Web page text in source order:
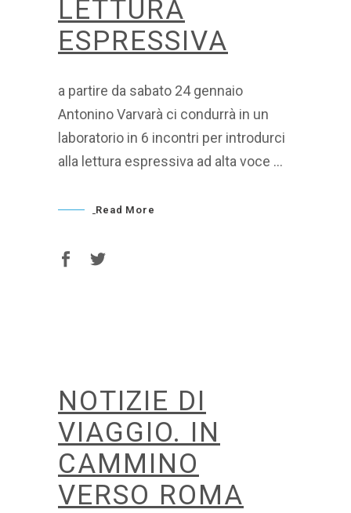
LETTURA
ESPRESSIVA
a partire da sabato 24 gennaio
Antonino Varvarà ci condurrà in un
laboratorio in 6 incontri per introdurci
alla lettura espressiva ad alta voce
Read More
NOTIZIE DI
VIAGGIO. IN
CAMMINO
VERSO ROMA